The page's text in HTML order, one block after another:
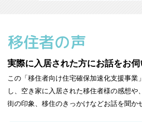
移住者の声
実際に入居された方にお話をお伺
この「移住者向け住宅確保加速化支援事業
し、空き家に入居された移住者様の感想や
街の印象、移住のきっかけなどお話を聞か